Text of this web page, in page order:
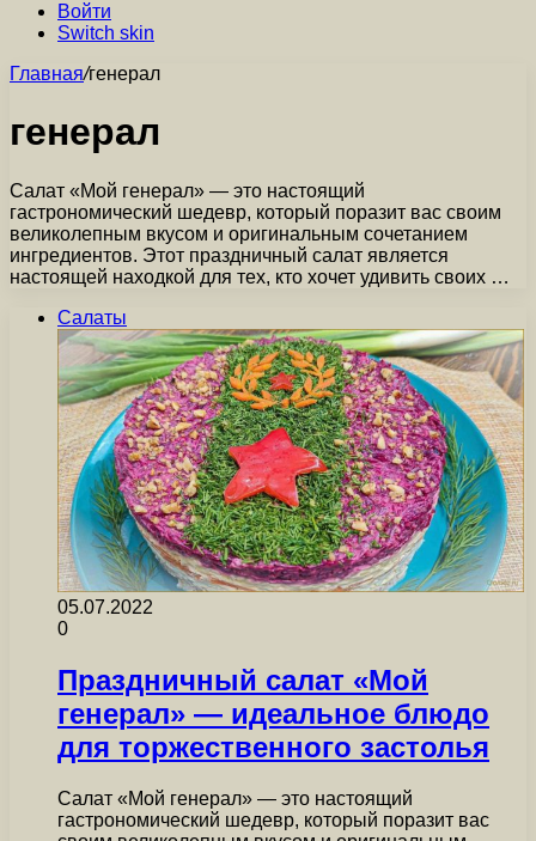
Войти
Switch skin
Главная/генерал
генерал
Салат «Мой генерал» — это настоящий
гастрономический шедевр, который поразит вас своим
великолепным вкусом и оригинальным сочетанием
ингредиентов. Этот праздничный салат является
настоящей находкой для тех, кто хочет удивить своих …
Салаты
05.07.2022
0
Праздничный салат «Мой
генерал» — идеальное блюдо
для торжественного застолья
Салат «Мой генерал» — это настоящий
гастрономический шедевр, который поразит вас